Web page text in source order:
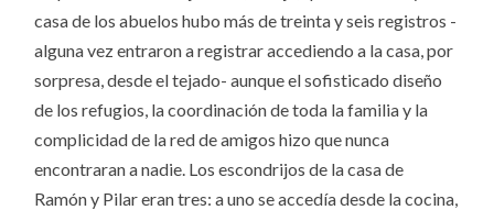
casa de los abuelos hubo más de treinta y seis registros -
alguna vez entraron a registrar accediendo a la casa, por
sorpresa, desde el tejado- aunque el sofisticado diseño
de los refugios, la coordinación de toda la familia y la
complicidad de la red de amigos hizo que nunca
encontraran a nadie. Los escondrijos de la casa de
Ramón y Pilar eran tres: a uno se accedía desde la cocina,